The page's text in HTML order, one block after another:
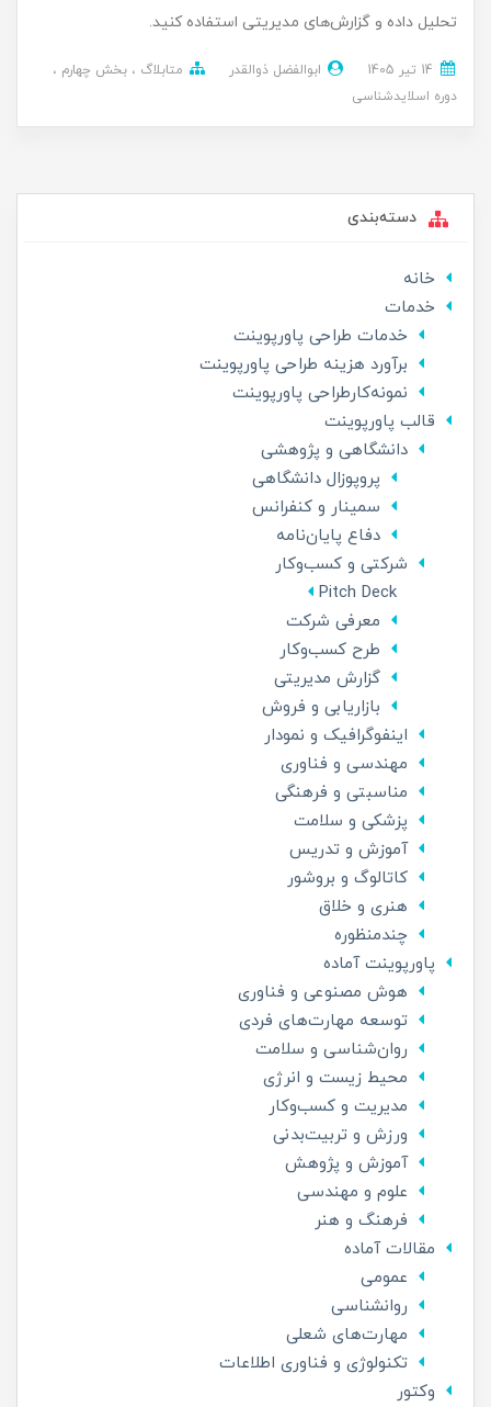
تحلیل داده و گزارش‌های مدیریتی استفاده کنید.
ابوالفضل ذوالقدر متابلاگ
بخش چهارم
دوره اسلایدشناسی
دسته‌بندی
خانه
خدمات
خدمات طراحی پاورپوینت
برآورد هزینه طراحی پاورپوینت
نمونه‌کارطراحی پاورپوینت
قالب پاورپوینت
دانشگاهی و پژوهشی
پروپوزال دانشگاهی
سمینار و کنفرانس
دفاع پایان‌نامه
شرکتی و کسب‌و‌کار
Pitch Deck
معرفی شرکت
طرح کسب‌وکار
گزارش مدیریتی
بازاریابی و فروش
اینفوگرافیک و نمودار
مهندسی و فناوری
مناسبتی و فرهنگی
پزشکی و سلامت
آموزش و تدریس
کاتالوگ و بروشور
هنری و خلاق
چندمنظوره
پاورپوینت آماده
هوش مصنوعی و فناوری
توسعه مهارت‌های فردی
روان‌شناسی و سلامت
محیط زیست و انرژی
مدیریت و کسب‌وکار
ورزش و تربیت‌بدنی
آموزش و پژوهش
علوم و مهندسی
فرهنگ و هنر
مقالات آماده
عمومی
روانشناسی
مهارت‌های شعلی
تکنولوژی و فناوری اطلاعات
وکتور